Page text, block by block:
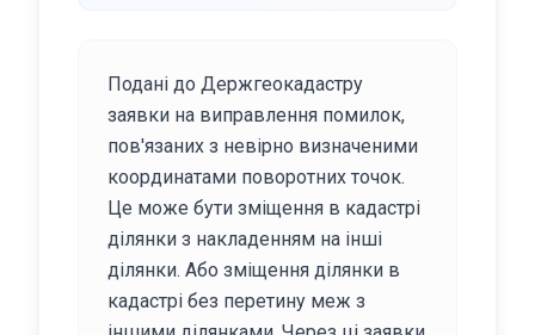
Подані до Держгеокадастру
заявки на виправлення помилок,
пов'язаних з невірно визначеними
координатами поворотних точок.
Це може бути зміщення в кадастрі
ділянки з накладенням на інші
ділянки. Або зміщення ділянки в
кадастрі без перетину меж з